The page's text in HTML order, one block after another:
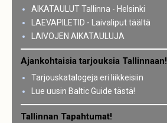
AIKATAULUT Tallinna - Helsinki
LAEVAPILETID - Laivaliput täältä
LAIVOJEN AIKATAULUJA
Ajankohtaisia tarjouksia Tallinnaan!
Tarjouskatalogeja eri liikkeisiin
Lue uusin Baltic Guide tästä!
Tallinnan Tapahtumat!